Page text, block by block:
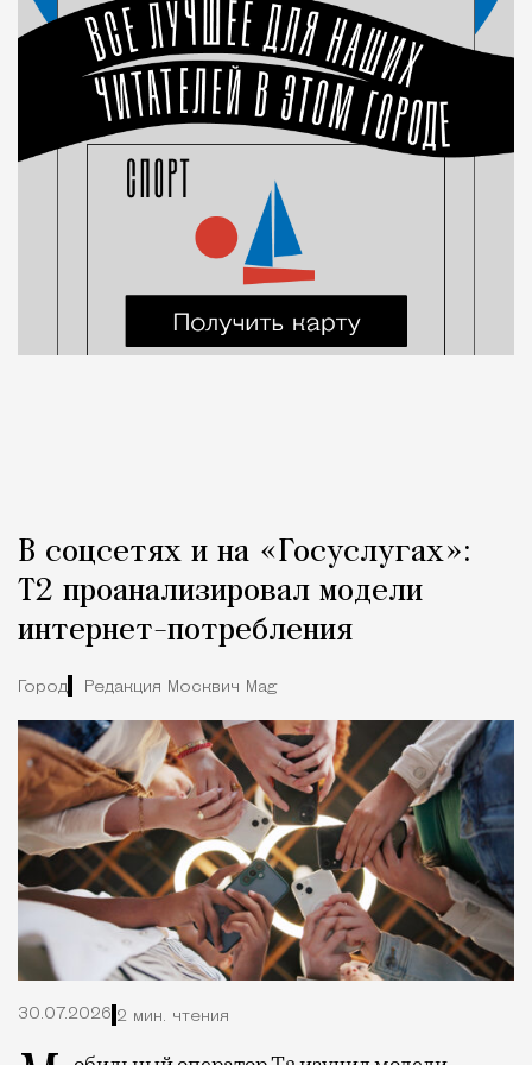
В соцсетях и на «Госуслугах»:
Т2 проанализировал модели
интернет-потребления
Город Редакция Москвич Mag
30.07.2026 2 мин. чтения